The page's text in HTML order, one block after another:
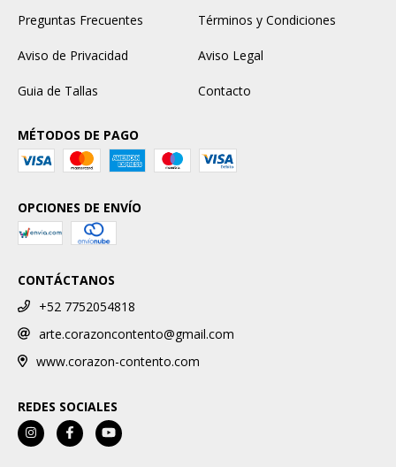
Preguntas Frecuentes
Términos y Condiciones
Aviso de Privacidad Aviso Legal
Guia de Tallas Contacto
MÉTODOS DE PAGO
OPCIONES DE ENVÍO
CONTÁCTANOS
+52 7752054818
arte.corazoncontento@gmail.com
www.corazon-contento.com
REDES SOCIALES